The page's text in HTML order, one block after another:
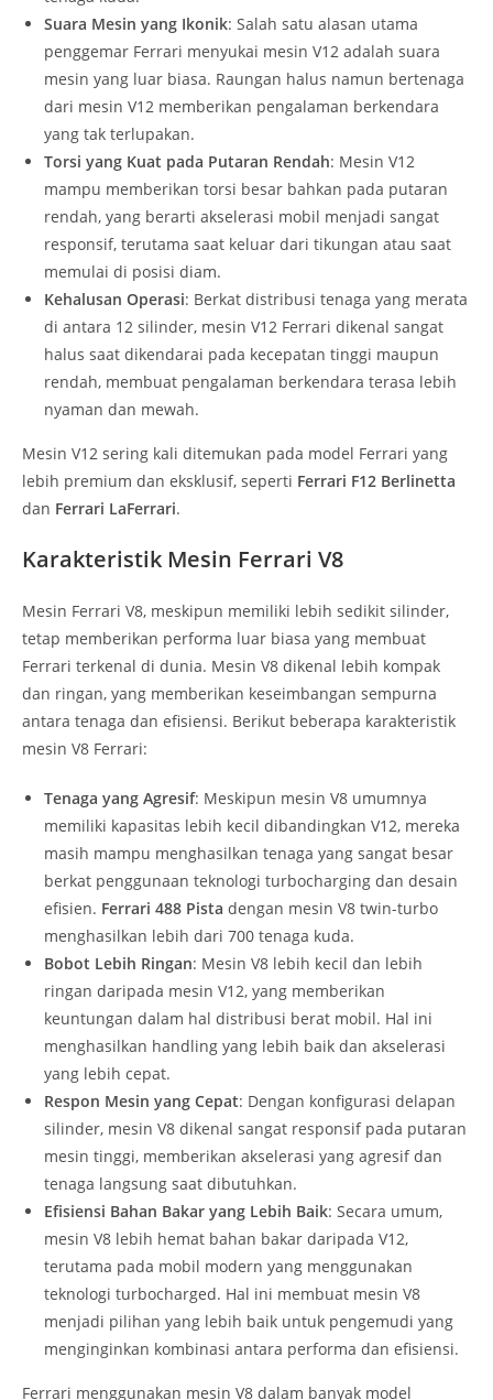
Suara Mesin yang Ikonik: Salah satu alasan utama
penggemar Ferrari menyukai mesin V12 adalah suara
mesin yang luar biasa. Raungan halus namun bertenaga
dari mesin V12 memberikan pengalaman berkendara
yang tak terlupakan.
Torsi yang Kuat pada Putaran Rendah: Mesin V12
mampu memberikan torsi besar bahkan pada putaran
rendah, yang berarti akselerasi mobil menjadi sangat
responsif, terutama saat keluar dari tikungan atau saat
memulai di posisi diam.
Kehalusan Operasi: Berkat distribusi tenaga yang merata
di antara 12 silinder, mesin V12 Ferrari dikenal sangat
halus saat dikendarai pada kecepatan tinggi maupun
rendah, membuat pengalaman berkendara terasa lebih
nyaman dan mewah.
Mesin V12 sering kali ditemukan pada model Ferrari yang
lebih premium dan eksklusif, seperti Ferrari F12 Berlinetta
dan Ferrari LaFerrari.
Karakteristik Mesin Ferrari V8
Mesin Ferrari V8, meskipun memiliki lebih sedikit silinder,
tetap memberikan performa luar biasa yang membuat
Ferrari terkenal di dunia. Mesin V8 dikenal lebih kompak
dan ringan, yang memberikan keseimbangan sempurna
antara tenaga dan efisiensi. Berikut beberapa karakteristik
mesin V8 Ferrari:
Tenaga yang Agresif: Meskipun mesin V8 umumnya
memiliki kapasitas lebih kecil dibandingkan V12, mereka
masih mampu menghasilkan tenaga yang sangat besar
berkat penggunaan teknologi turbocharging dan desain
efisien. Ferrari 488 Pista dengan mesin V8 twin-turbo
menghasilkan lebih dari 700 tenaga kuda.
Bobot Lebih Ringan: Mesin V8 lebih kecil dan lebih
ringan daripada mesin V12, yang memberikan
keuntungan dalam hal distribusi berat mobil. Hal ini
menghasilkan handling yang lebih baik dan akselerasi
yang lebih cepat.
Respon Mesin yang Cepat: Dengan konfigurasi delapan
silinder, mesin V8 dikenal sangat responsif pada putaran
mesin tinggi, memberikan akselerasi yang agresif dan
tenaga langsung saat dibutuhkan.
Efisiensi Bahan Bakar yang Lebih Baik: Secara umum,
mesin V8 lebih hemat bahan bakar daripada V12,
terutama pada mobil modern yang menggunakan
teknologi turbocharged. Hal ini membuat mesin V8
menjadi pilihan yang lebih baik untuk pengemudi yang
menginginkan kombinasi antara performa dan efisiensi.
Ferrari menggunakan mesin V8 dalam banyak model